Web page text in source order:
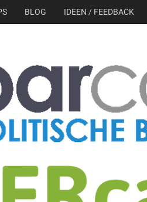
BLOG IDEEN / FEEDBACK